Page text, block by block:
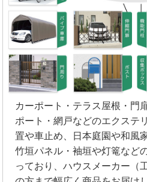
カーポート・テラス屋根・門
ポート・網戸などのエクステ
置や車止め、日本庭園や和風
竹垣パネル・袖垣や灯篭など
っており、ハウスメーカー（